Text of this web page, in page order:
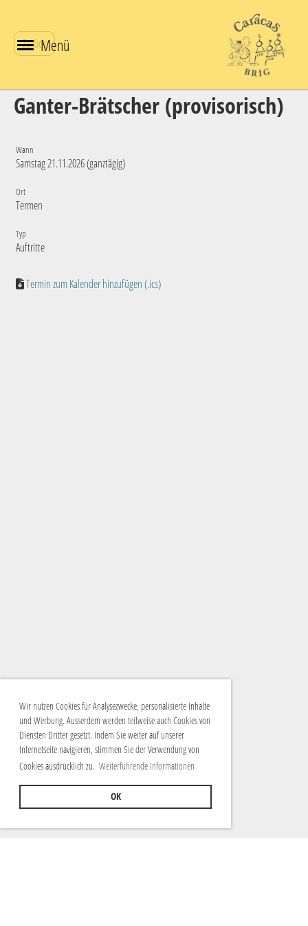
Wir nutzen Cookies für Analysezwecke, personalisierte Inhalte
und Werbung. Ausserdem werden teilweise auch Cookies von
Diensten Dritter gesetzt. Indem Sie weiter auf unserer
Internetseite navigieren, stimmen Sie der Verwendung von
Cookies ausdrücklich zu. Weiterführende Informationen
OK
Menü
Zurück
Ganter-Brätscher (provisorisch)
Wann
Samstag 21.11.2026 (ganztägig)
Ort
Termen
Typ
Auftritte
Termin zum Kalender hinzufügen (.ics)